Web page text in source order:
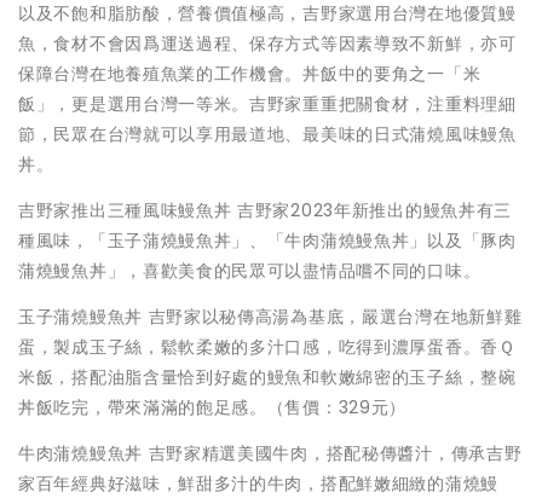
以及不飽和脂肪酸，營養價值極高，吉野家選用台灣在地優質鰻
魚，食材不會因爲運送過程、保存方式等因素導致不新鮮，亦可
保障台灣在地養殖魚業的工作機會。丼飯中的要角之一「米
飯」，更是選用台灣一等米。吉野家重重把關食材，注重料理細
節，民眾在台灣就可以享用最道地、最美味的日式蒲燒風味鰻魚
丼。
吉野家推出三種風味鰻魚丼 吉野家2023年新推出的鰻魚丼有三
種風味，「玉子蒲燒鰻魚丼」、「牛肉蒲燒鰻魚丼」以及「豚肉
蒲燒鰻魚丼」，喜歡美食的民眾可以盡情品嚐不同的口味。
玉子蒲燒鰻魚丼 吉野家以秘傳高湯為基底，嚴選台灣在地新鮮雞
蛋，製成玉子絲，鬆軟柔嫩的多汁口感，吃得到濃厚蛋香。香Ｑ
米飯，搭配油脂含量恰到好處的鰻魚和軟嫩綿密的玉子絲，整碗
丼飯吃完，帶來滿滿的飽足感。（售價：329元）
牛肉蒲燒鰻魚丼 吉野家精選美國牛肉，搭配秘傳醬汁，傳承吉野
家百年經典好滋味，鮮甜多汁的牛肉，搭配鮮嫩細緻的蒲燒鰻